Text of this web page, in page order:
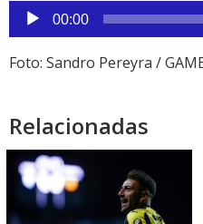
Reproductor
de
audio
00:00
Foto: Sandro Pereyra /
Relacionadas